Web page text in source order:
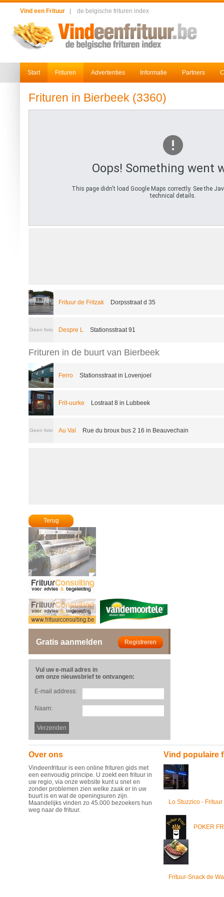
Vind een Frituur de belgische frituren index
Start Frituren Advertenties Informatie Partners
Frituren in Bierbeek (3360)
Oops! Something went
This page didn't load Google Maps correctly. See the
technical details.
Frituur de Fritzak Dorpsstraat d 35
Geen foto Despre L Stationsstraat 91
Frituren in de buurt van Bierbeek
Ferro Stationsstraat in Lovenjoel
Frit-uurke Lostraat 8 in Lubbeek
Geen foto Au Val Rue du broux bus 2 16 in Beauvechain
Terug
Gratis aanmelden
Vul uw e-mail adres in
om onze nieuwsbrief te ontvangen:
E-mail address:
Naam:
Over ons
Vindeenfrituur is een online frituren gids met
een eenvoudig principe. U zoekt een frituur in
uw regio, via onze website kunt u snel en
zonder problemen zien welke zaak er in uw
buurt is en wat de openingsuren zijn.
Maandelijks vinden zo 45.000 bezoekers hun
weg naar de frituur.
Vind populaire
Lo Stuzzico -
POKER
Frituur-Snack de